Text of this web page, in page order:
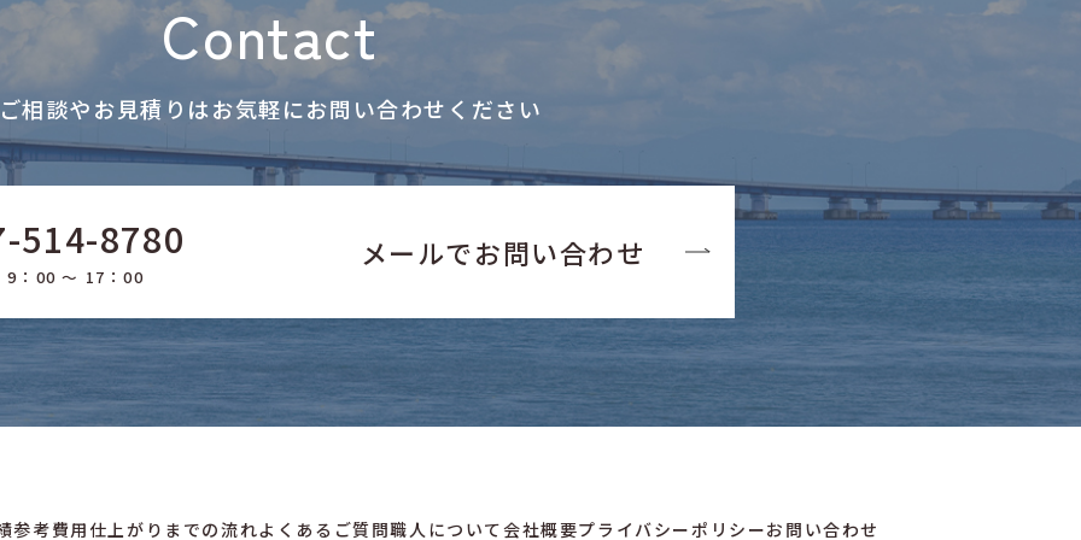
Contact
相談やお見積りはお気軽にお問い合わせください
514-8780
9：00 ～ 17：00
メールでお問い合わせ
参考費用 仕上がりまでの流れよくあるご質問職人について会社概要プライバシーポリシーお問い合わせ